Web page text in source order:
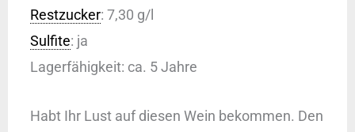
Restzucker: 7,30 g/l
Sulfite: ja
Lagerfähigkeit: ca. 5 Jahre
Habt Ihr Lust auf diesen Wein bekommen. Den